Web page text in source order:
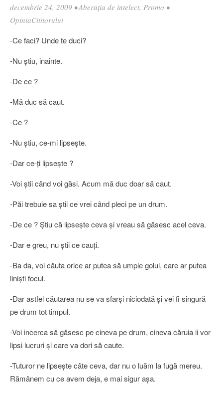
decembrie 24, 2009 •Aberația de intelect, Promo •
OpiniaCititorului
-Ce faci? Unde te duci?
-Nu ştiu, inainte.
-De ce ?
-Mă duc să caut.
-Ce ?
-Nu ştiu, ce-mi lipseşte.
-Dar ce-ţi lipseşte ?
-Voi ştii când voi găsi. Acum mă duc doar să caut.
-Păi trebuie sa ştii ce vrei când pleci pe un drum.
-De ce ? Ştiu că lipseşte ceva şi vreau să găsesc acel ceva.
-Dar e greu, nu ştii ce cauţi.
-Ba da, voi căuta orice ar putea să umple golul, care ar putea
linişti focul.
-Dar astfel căutarea nu se va sfarşi niciodată şi vei fi singură
pe drum tot timpul.
-Voi incerca să găsesc pe cineva pe drum, cineva căruia ii vor
lipsi lucruri şi care va dori să caute.
-Tuturor ne lipseşte câte ceva, dar nu o luăm la fugă mereu.
Rămânem cu ce avem deja, e mai sigur aşa.